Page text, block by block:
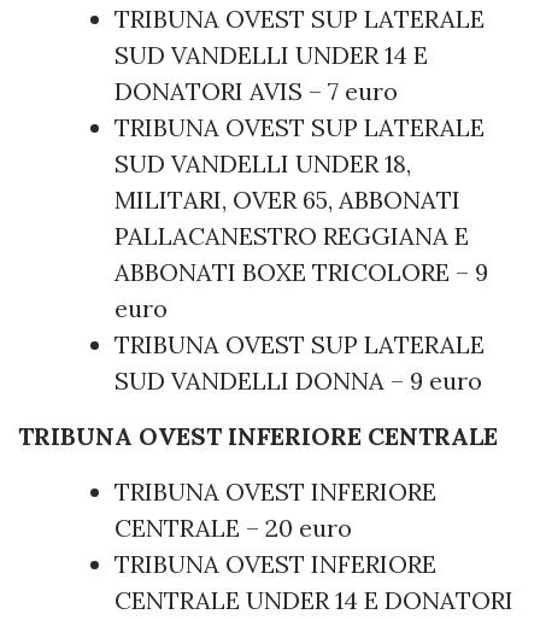
TRIBUNA OVEST SUP LATERALE
SUD VANDELLI UNDER 14 E
DONATORI AVIS – 7 euro
TRIBUNA OVEST SUP LATERALE
SUD VANDELLI UNDER 18,
MILITARI, OVER 65, ABBONATI
PALLACANESTRO REGGIANA E
ABBONATI BOXE TRICOLORE – 9
euro
TRIBUNA OVEST SUP LATERALE
SUD VANDELLI DONNA – 9 euro
TRIBUNA OVEST INFERIORE CENTRALE
TRIBUNA OVEST INFERIORE
CENTRALE – 20 euro
TRIBUNA OVEST INFERIORE
CENTRALE UNDER 14 E DONATORI